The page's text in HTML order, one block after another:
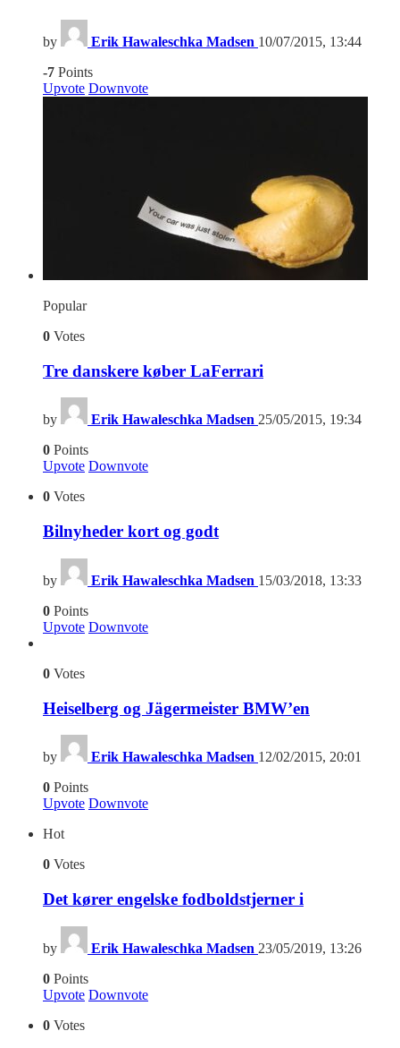
by Erik Hawaleschka Madsen 10/07/2015, 13:44
-7 Points
Upvote Downvote
Popular
0 Votes
Tre danskere køber LaFerrari
by Erik Hawaleschka Madsen 25/05/2015, 19:34
0 Points
Upvote Downvote
0 Votes
Bilnyheder kort og godt
by Erik Hawaleschka Madsen 15/03/2018, 13:33
0 Points
Upvote Downvote
0 Votes
Heiselberg og Jägermeister BMW’en
by Erik Hawaleschka Madsen 12/02/2015, 20:01
0 Points
Upvote Downvote
Hot
0 Votes
Det kører engelske fodboldstjerner i
by Erik Hawaleschka Madsen 23/05/2019, 13:26
0 Points
Upvote Downvote
0 Votes